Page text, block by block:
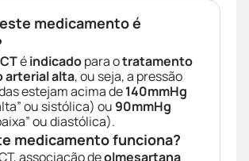
medicamento é
éindicadopara otratamento
arterial alta, ou seja, a pressão
estejam acima de140mmHg
ou sistólica) ou 90mmHg
ou diastólica).
medicamento funciona?
associação deolmesartana